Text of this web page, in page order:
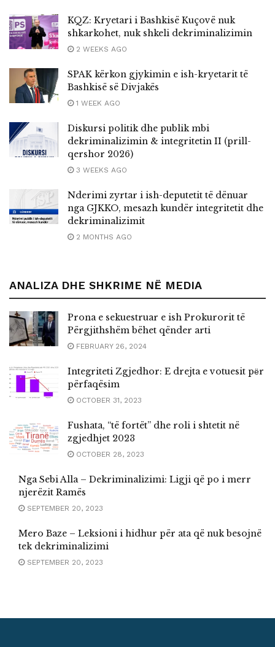
KQZ: Kryetari i Bashkisë Kuçovë nuk
shkarkohet, nuk shkeli dekriminalizimin
2 WEEKS AGO
SPAK kërkon gjykimin e ish-kryetarit të
Bashkisë së Divjakës
1 WEEK AGO
Diskursi politik dhe publik mbi
dekriminalizimin & integritetin II (prill-
qershor 2026)
3 WEEKS AGO
Nderimi zyrtar i ish-deputetit të dënuar
nga GJKKO, mesazh kundër integritetit dhe
dekriminalizimit
2 MONTHS AGO
ANALIZA DHE SHKRIME NË MEDIA
Prona e sekuestruar e ish Prokurorit të
Përgjithshëm bëhet qënder arti
FEBRUARY 26, 2024
Integriteti Zgjedhor: E drejta e votuesit pёr
përfaqësim
OCTOBER 31, 2023
Fushata, “të fortët” dhe roli i shtetit në
zgjedhjet 2023
OCTOBER 28, 2023
Nga Sebi Alla – Dekriminalizimi: Ligji që po i merr
njerëzit Ramës
SEPTEMBER 20, 2023
Mero Baze – Leksioni i hidhur për ata që nuk besojnë
tek dekriminalizimi
SEPTEMBER 20, 2023